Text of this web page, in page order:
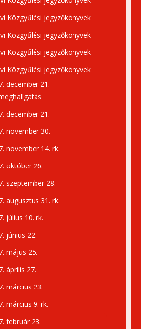
Közgyűlési jegyzőkönyvek
Közgyűlési jegyzőkönyvek
Közgyűlési jegyzőkönyvek
Közgyűlési jegyzőkönyvek
december 21.
december 21.
november 30.
november 14. rk.
október 26.
szeptember 28.
augusztus 31. rk.
július 10. rk.
június 22.
május 25.
április 27.
március 23.
március 9. rk.
február 23.